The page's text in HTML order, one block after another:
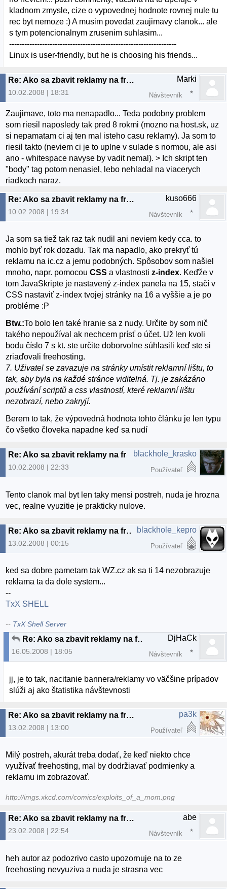
kladnom zmysle, cize o vypovednej hodnote rovnej nule tu
rec byt nemoze :) A musim povedat zaujimavy clanok... ale
s tym potencionalnym zrusenim suhlasim...
------------------------------------------------------------------
Linux is user-friendly, but he is choosing his friends...
Re: Ako sa zbavit reklamy na freehostingoch
10.02.2008 | 18:31
Marki
Návštevník
Zaujimave, toto ma nenapadlo... Teda podobny problem
som riesil naposledy tak pred 8 rokmi (mozno na host.sk, uz
si nepamatam ci aj ten mal isteho casu reklamy). Ja som to
riesil takto (neviem ci je to uplne v sulade s normou, ale asi
ano - whitespace navyse by vadit nemal). > Ich skript ten
"body" tag potom nenasiel, lebo nehladal na viacerych
riadkoch naraz.
Re: Ako sa zbavit reklamy na freehostingoch
10.02.2008 | 19:34
kuso666
Návštevník
Ja som sa tiež tak raz tak nudil ani neviem kedy cca. to
mohlo byť rok dozadu. Tak ma napadlo, ako prekryť tú
reklamu na ic.cz a jemu podobných. Spôsobov som našiel
mnoho, napr. pomocouCSS a vlastnostiz-index. Keďže v
tom JavaSkripte je nastavený z-index panela na 15, stačí v
CSS nastaviť z-index tvojej stránky na 16 a vyššie a je po
probléme :P
Btw.:To bolo len také hranie sa z nudy. Určite by som nič
takého nepoužíval ak nechcem prísť o účet. Už len kvoli
bodu číslo 7 s kt. ste určite doborvolne súhlasili keď ste si
zriaďovali freehosting.
7. Uživatel se zavazuje na stránky umístit reklamní lištu, to
tak, aby byla na každé stránce viditelná. Tj. je zakázáno
používání scriptů a css vlastností, které reklamní lištu
nezobrazí, nebo zakryjí.
Berem to tak, že výpovedná hodnota tohto článku je len typu
čo všetko človeka napadne keď sa nudí
Re: Ako sa zbavit reklamy na freehostingoch
10.02.2008 | 22:33
blackhole_krasko
Používateľ
Tento clanok mal byt len taky mensi postreh, nuda je hrozna
vec, realne vyuzitie je prakticky nulove.
Re: Ako sa zbavit reklamy na freehostingoch
13.02.2008 | 00:15
blackhole_kepro
Používateľ
ked sa dobre pametam tak WZ.cz ak sa ti 14 nezobrazuje
reklama ta da dole system...
--
TxX SHELL
-- TxX Shell Server
Re: Ako sa zbavit reklamy na freehostingoch
16.05.2008 | 18:05
DjHaCk
Návštevník
jj, je to tak, nacitanie bannera/reklamy vo väčšine prípadov
slúži aj ako štatistika návštevnosti
Re: Ako sa zbavit reklamy na freehostingoch
13.02.2008 | 13:00
pa3k
Používateľ
Milý postreh, akurát treba dodať, že keď niekto chce
využívať freehosting, mal by dodržiavať podmienky a
reklamu im zobrazovať.
http://imgs.xkcd.com/comics/exploits_of_a_mom.png
Re: Ako sa zbavit reklamy na freehostingoch
23.02.2008 | 22:54
abe
Návštevník
heh autor az podozrivo casto upozornuje na to ze
freehosting nevyuziva a nuda je strasna vec